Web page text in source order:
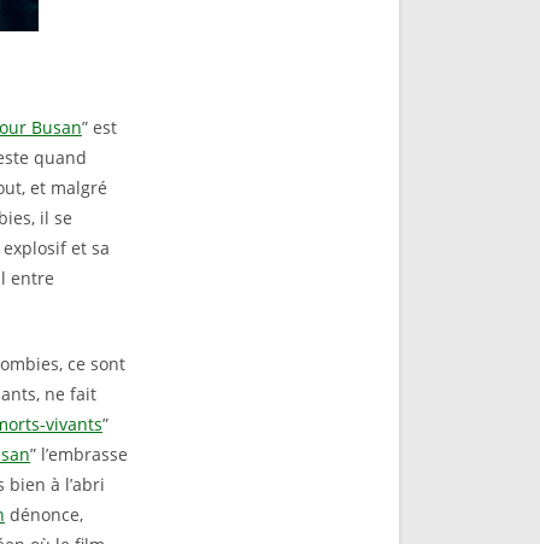
Busan” est
quand
et malgré
il se
et sa
entre
ce sont
ne fait
vivants”
” l’embrasse
à l’abri
dénonce,